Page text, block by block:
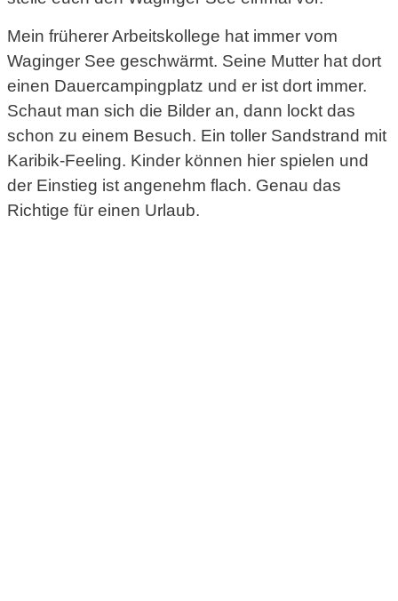
Mein früherer Arbeitskollege hat immer vom
Waginger See geschwärmt. Seine Mutter hat dort
einen Dauercampingplatz und er ist dort immer.
Schaut man sich die Bilder an, dann lockt das
schon zu einem Besuch. Ein toller Sandstrand mit
Karibik-Feeling. Kinder können hier spielen und
der Einstieg ist angenehm flach. Genau das
Richtige für einen Urlaub.